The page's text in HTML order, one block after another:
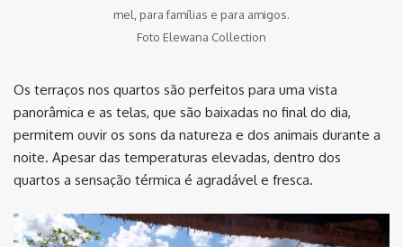
mel, para famílias e para amigos.
Foto Elewana Collection
Os terraços nos quartos são perfeitos para uma vista
panorâmica e as telas, que são baixadas no final do dia,
permitem ouvir os sons da natureza e dos animais durante a
noite. Apesar das temperaturas elevadas, dentro dos
quartos a sensação térmica é agradável e fresca.